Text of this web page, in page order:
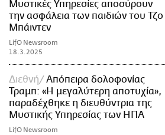
Μυστικές Υπηρεσίες αποσύρουν
την ασφάλεια των παιδιών του Τζο
Μπάιντεν
LifO Newsroom
18.3.2025
Διεθνή
Απόπειρα δολοφονίας
Τραμπ: «Η μεγαλύτερη αποτυχία»,
παραδέχθηκε η διευθύντρια της
Μυστικής Υπηρεσίας των ΗΠΑ
LifO Newsroom